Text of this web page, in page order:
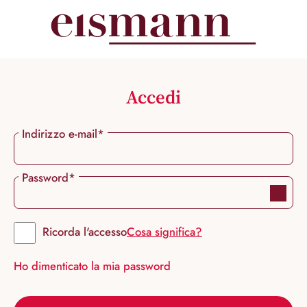
principale
Accedi
Indirizzo e-mail*
Password*
Ricorda l'accessoCosa significa?
Ho dimenticato la mia password